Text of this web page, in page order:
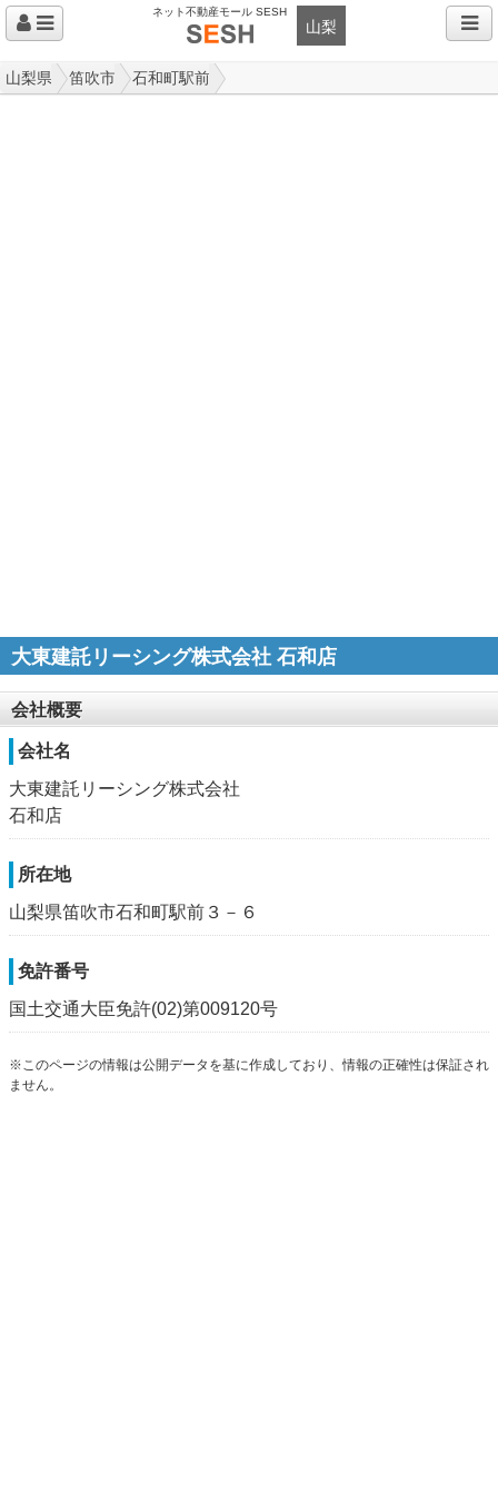
ネット不動産モール SESH
山梨
山梨県 笛吹市 石和町駅前
大東建託リーシング株式会社 石和店
会社概要
会社名
大東建託リーシング株式会社
石和店
所在地
山梨県笛吹市石和町駅前３－６
免許番号
国土交通大臣免許(02)第009120号
※このページの情報は公開データを基に作成しており、情報の正確性は保証され
ません。